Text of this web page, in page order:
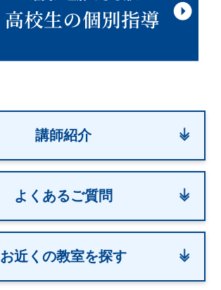
講師紹介
よくあるご質問
お近くの教室を探す